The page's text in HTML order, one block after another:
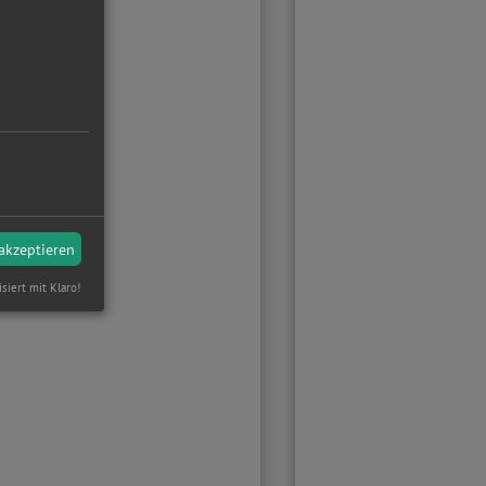
mit Klaro!